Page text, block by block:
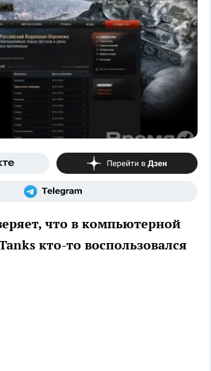
что в компьютерной
кто-то воспользовался